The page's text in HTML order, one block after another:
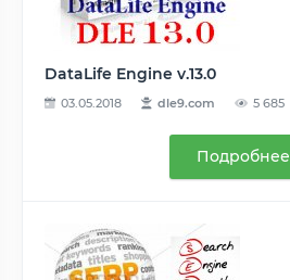
DataLife Engine v.13.0
03.05.2018 dle9.com 5 685
Подробнее